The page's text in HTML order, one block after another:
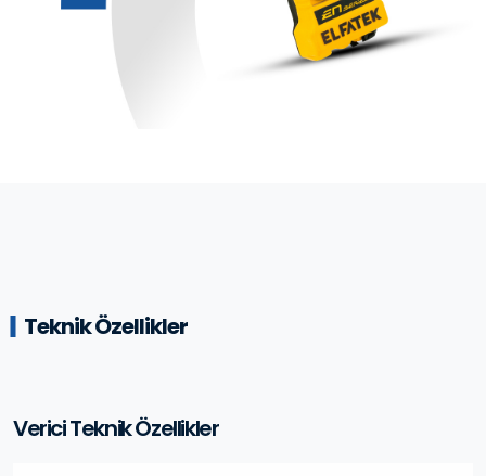
Teknik Özellikler
Verici Teknik Özellikler